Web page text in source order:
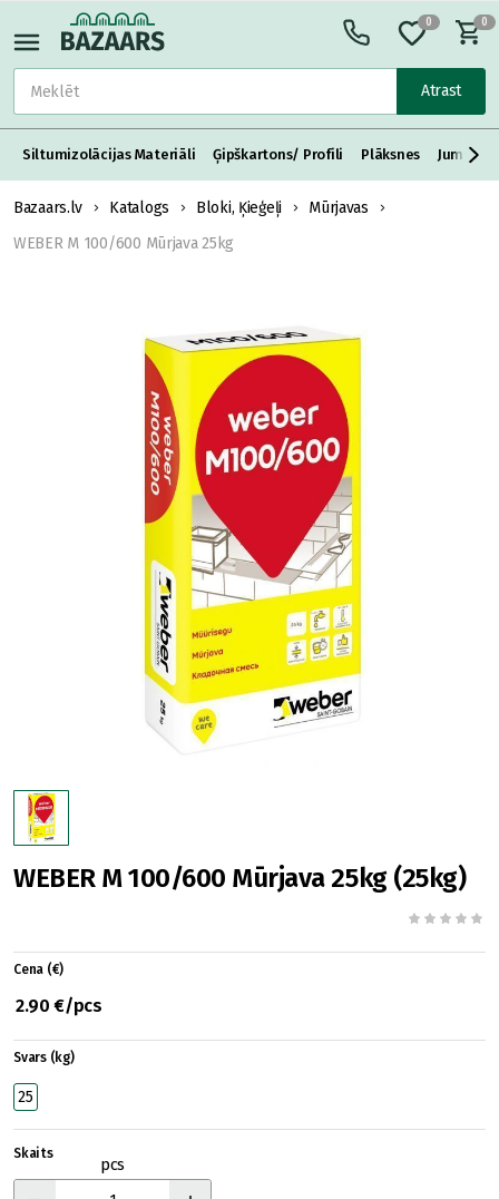
Atrast
0 0
Siltumizolācijas Materiāli Ģipškartons/ Profili Plāksnes Jumta
Bazaars.lv Katalogs Bloki, Ķieģeļi
Mūrjavas
WEBER M 100/600 Mūrjava 25kg
WEBER M 100/600 Mūrjava 25kg (25kg)
Cena (€)
2.90 €/pcs
Svars (kg)
25
Skaits
pcs